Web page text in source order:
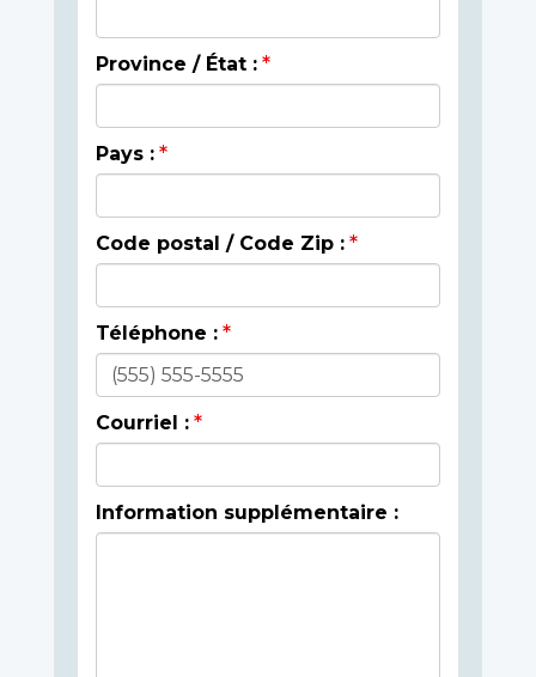
Province / État :
Pays :
Code postal / Code Zip :
Téléphone :
Courriel :
Information supplémentaire :